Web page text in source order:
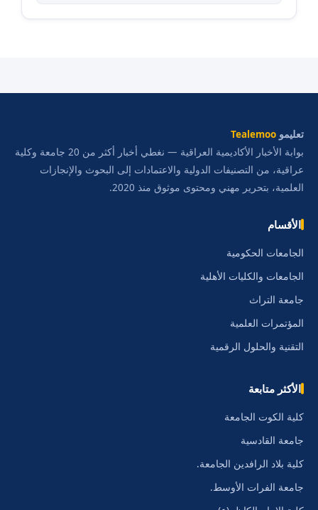
تعليمو Tealemoo
بوابة الأخبار الأكاديمية العراقية — نغطي أخبار أكثر من 20 جامعة وكلية
عراقية، من التصنيفات الدولية والاعتمادات إلى البحوث والإنجازات
العلمية، بتحرير مهني ومحتوى موثوق منذ 2020.
الأقسام
الجامعات الحكومية
الجامعات والكليات الأهلية
جامعة التراث
المؤتمرات العلمية
التقنية والحلول الرقمية
الأكثر متابعة
كلية الكوت الجامعة
جامعة القادسية
كلية بلاد الرافدين الجامعة.
جامعة الفرات الأوسط.